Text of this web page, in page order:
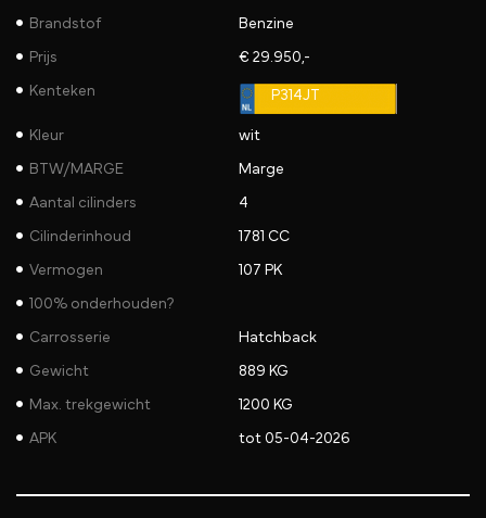
Brandstof Benzine
Prijs € 29.950,-
Kenteken P314JT
Kleur wit
BTW/MARGE Marge
Aantal cilinders 4
Cilinderinhoud 1781 CC
Vermogen 107 PK
100% onderhouden?
Carrosserie Hatchback
Gewicht 889 KG
Max. trekgewicht 1200 KG
APK tot 05-04-2026